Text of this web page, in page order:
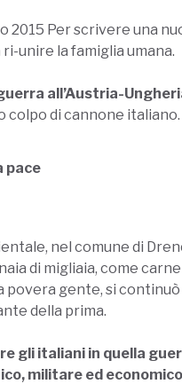
2015 Per scrivere una
unire la famiglia umana.
all’Austria-
di cannone italiano.
pace
nel comune di
di migliaia, come
gente, si
della prima.
gli italiani in quella
militare ed